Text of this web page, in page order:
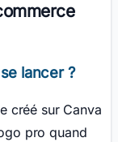
lancer ?
créé sur Canva
pro quand